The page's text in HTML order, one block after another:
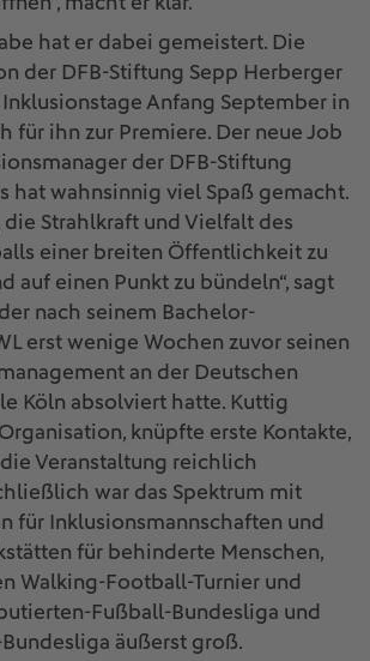
hat er dabei gemeistert. Die
der DFB-Stiftung Sepp Herberger
Anfang September in
für ihn zur Premiere. Der neue Job
der DFB-Stiftung
hat wahnsinnig viel Spaß gemacht.
die Strahlkraft und Vielfalt des
einer breiten Öffentlichkeit zu
auf einen Punkt zu bündeln“, sagt
nach seinem Bachelor-
erst wenige Wochen zuvor seinen
an der Deutschen
Köln absolviert hatte. Kuttig
knüpfte erste Kontakte,
Veranstaltung reichlich
war das Spektrum mit
für Inklusionsmannschaften und
für behinderte Menschen,
Walking-Football-Turnier und
Fußball-Bundesliga und
äußerst groß.